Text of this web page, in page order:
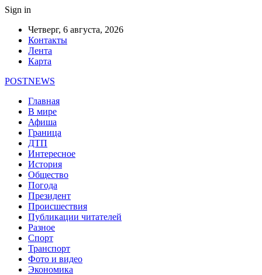
Sign in
Четверг, 6 августа, 2026
Контакты
Лента
Карта
POSTNEWS
Главная
В мире
Афиша
Граница
ДТП
Интересное
История
Общество
Погода
Президент
Происшествия
Публикации читателей
Разное
Спорт
Транспорт
Фото и видео
Экономика